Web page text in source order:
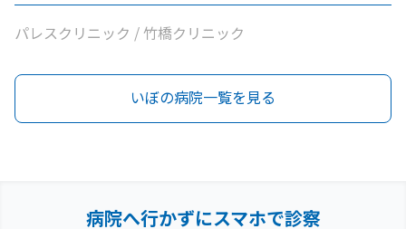
パレスクリニック / 竹橋クリニック
いぼの病院一覧を見る
病院へ行かずにスマホで診察